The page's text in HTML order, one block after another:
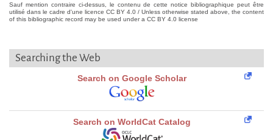
Sauf mention contraire ci-dessus, le contenu de cette notice bibliographique peut être
utilisé dans le cadre d'une licence CC BY 4.0 / Unless otherwise stated above, the content
of this bibliographic record may be used under a CC BY 4.0 license
Searching the Web
Search on Google Scholar
Search on WorldCat Catalog